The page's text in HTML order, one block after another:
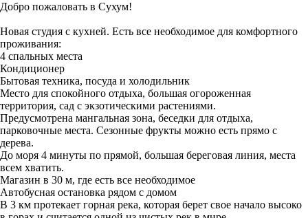
Добро пожаловать в Сухум!
Новая студия с кухней. Есть все необходимое для комфортного
проживания:
4 спальных места
Кондиционер
Бытовая техника, посуда и холодильник
Место для спокойного отдыха, большая огороженная
территория, сад с экзотическими растениями.
Предусмотрена мангальная зона, беседки для отдыха,
парковочные места. Сезонные фрукты можно есть прямо с
дерева.
До моря 4 минуты по прямой, большая береговая линия, места
всем хватить.
Магазин в 30 м, где есть все необходимое
Автобусная остановка рядом с домом
В 3 км протекает горная река, которая берет свое начало высоко